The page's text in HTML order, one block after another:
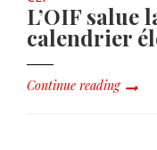
L’OIF
calendrier
Continue reading